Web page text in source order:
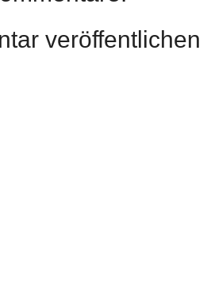
veröffentlichen